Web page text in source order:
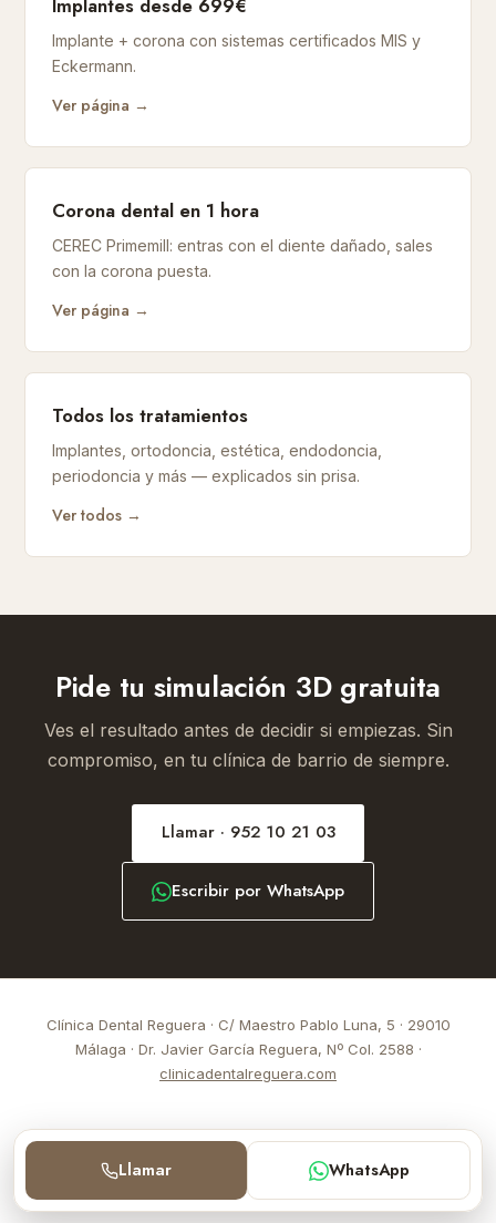
Implante + corona con sistemas certificados MIS y
Eckermann.
Ver página →
Corona dental en 1 hora
CEREC Primemill: entras con el diente dañado, sales
con la corona puesta.
Ver página →
Todos los tratamientos
Implantes, ortodoncia, estética, endodoncia,
periodoncia y más — explicados sin prisa.
Ver todos →
Pide tu simulación 3D gratuita
Ves el resultado antes de decidir si empiezas. Sin
compromiso, en tu clínica de barrio de siempre.
Llamar · 952 10 21 03
Escribir por WhatsApp
Clínica Dental Reguera · C/ Maestro Pablo Luna, 5 · 29010
Málaga · Dr. Javier García Reguera, Nº Col. 2588 ·
clinicadentalreguera.com
Llamar WhatsApp